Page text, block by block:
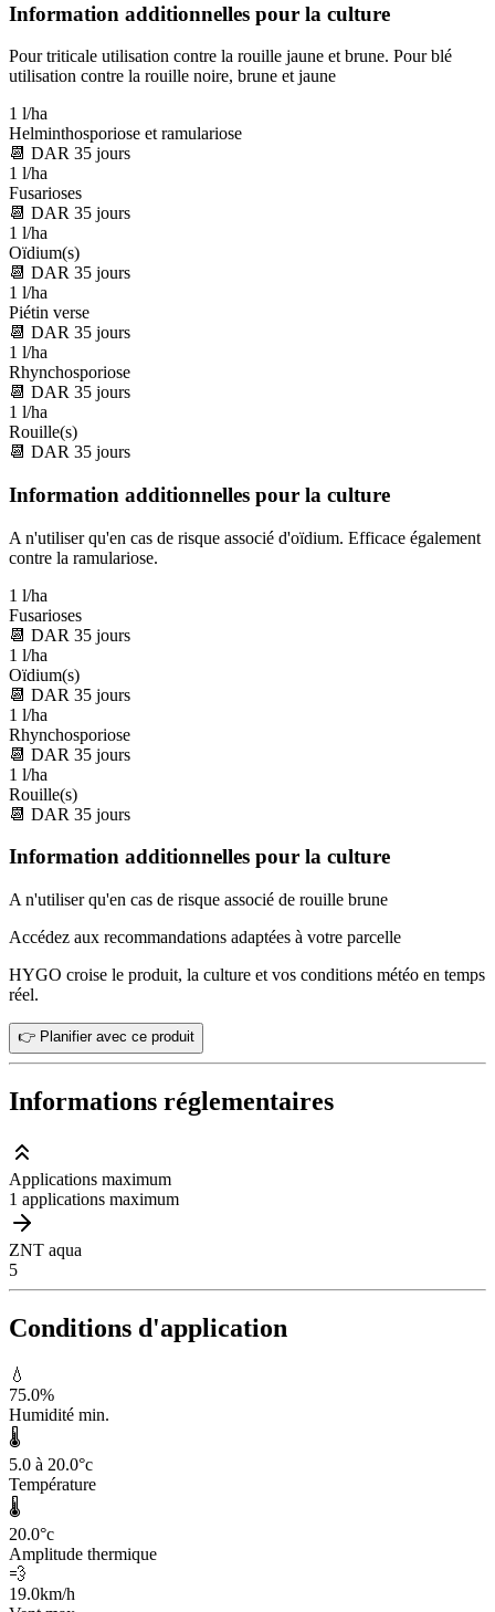
Information additionnelles pour la culture
Pour triticale utilisation contre la rouille jaune et brune. Pour blé
utilisation contre la rouille noire, brune et jaune
1 l/ha
Helminthosporiose et ramulariose
📆 DAR 35 jours
1 l/ha
Fusarioses
📆 DAR 35 jours
1 l/ha
Oïdium(s)
📆 DAR 35 jours
1 l/ha
Piétin verse
📆 DAR 35 jours
1 l/ha
Rhynchosporiose
📆 DAR 35 jours
1 l/ha
Rouille(s)
📆 DAR 35 jours
Information additionnelles pour la culture
A n'utiliser qu'en cas de risque associé d'oïdium. Efficace également
contre la ramulariose.
1 l/ha
Fusarioses
📆 DAR 35 jours
1 l/ha
Oïdium(s)
📆 DAR 35 jours
1 l/ha
Rhynchosporiose
📆 DAR 35 jours
1 l/ha
Rouille(s)
📆 DAR 35 jours
Information additionnelles pour la culture
A n'utiliser qu'en cas de risque associé de rouille brune
Accédez aux recommandations adaptées à votre parcelle
HYGO croise le produit, la culture et vos conditions météo en temps
réel.
👉 Planifier avec ce produit
Informations réglementaires
Applications maximum
1 applications maximum
ZNT aqua
5
Conditions d'application
💧
75.0%
Humidité min.
🌡️
5.0 à 20.0°c
Température
🌡️
20.0°c
Amplitude thermique
💨
19.0km/h